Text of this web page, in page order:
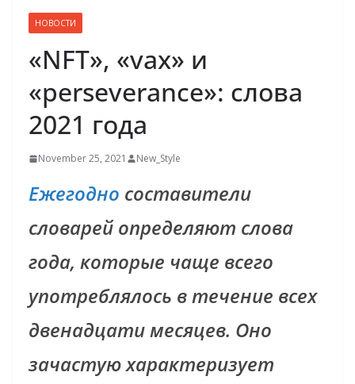
НОВОСТИ
«NFT», «vax» и
«perseverance»: слова
2021 года
November 25, 2021 New_Style
Ежегодно составители
словарей определяют слова
года, которые чаще всего
употреблялось в течение всех
двенадцати месяцев. Оно
зачастую характеризует